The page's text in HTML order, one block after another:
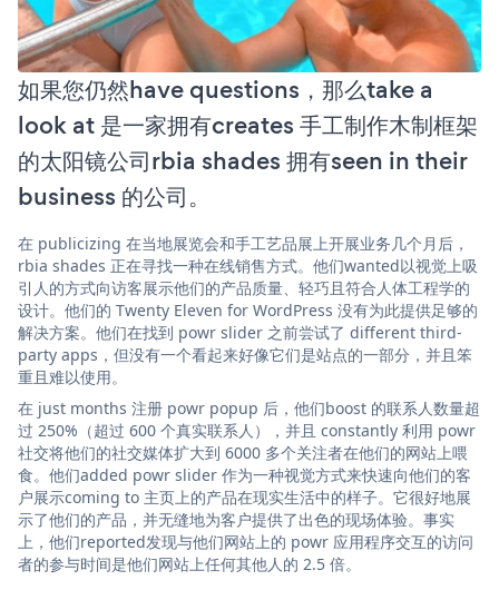
如果您仍然have questions，那么take a
look at 是一家拥有creates 手工制作木制框架
的太阳镜公司rbia shades 拥有seen in their
business 的公司。
在 publicizing 在当地展览会和手工艺品展上开展业务几个月后，
rbia shades 正在寻找一种在线销售方式。他们wanted以视觉上吸
引人的方式向访客展示他们的产品质量、轻巧且符合人体工程学的
设计。他们的 Twenty Eleven for WordPress 没有为此提供足够的
解决方案。他们在找到 powr slider 之前尝试了 different third-
party apps，但没有一个看起来好像它们是站点的一部分，并且笨
重且难以使用。
在 just months 注册 powr popup 后，他们boost 的联系人数量超
过 250%（超过 600 个真实联系人），并且 constantly 利用 powr
社交将他们的社交媒体扩大到 6000 多个关注者在他们的网站上喂
食。他们added powr slider 作为一种视觉方式来快速向他们的客
户展示coming to 主页上的产品在现实生活中的样子。它很好地展
示了他们的产品，并无缝地为客户提供了出色的现场体验。事实
上，他们reported发现与他们网站上的 powr 应用程序交互的访问
者的参与时间是他们网站上任何其他人的 2.5 倍。